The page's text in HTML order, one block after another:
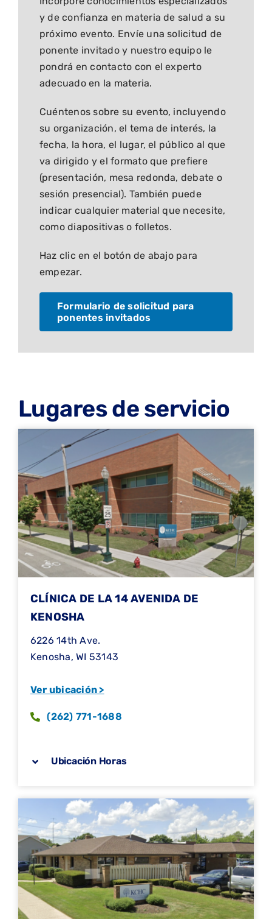
y de confianza en materia de salud a su
próximo evento. Envíe una solicitud de
ponente invitado y nuestro equipo le
pondrá en contacto con el experto
adecuado en la materia.
Cuéntenos sobre su evento, incluyendo
su organización, el tema de interés, la
fecha, la hora, el lugar, el público al que
va dirigido y el formato que prefiere
(presentación, mesa redonda, debate o
sesión presencial). También puede
indicar cualquier material que necesite,
como diapositivas o folletos.
Haz clic en el botón de abajo para
empezar.
Formulario de solicitud para
ponentes invitados
Lugares de servicio
CLÍNICA DE LA 14 AVENIDA DE
KENOSHA
6226 14th Ave.
Kenosha, WI 53143
Ver ubicación >
(262) 771-1688
Ubicación Horas